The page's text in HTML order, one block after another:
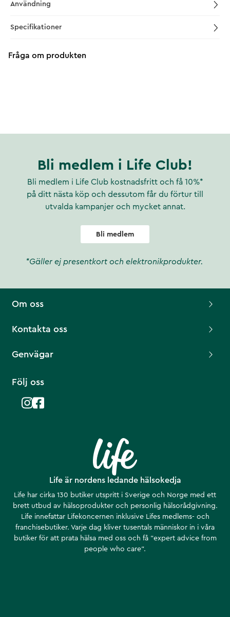
Användning
Specifikationer
Fråga om produkten
Bli medlem i Life Club!
Bli medlem i Life Club kostnadsfritt och få 10%*
på ditt nästa köp och dessutom får du förtur till
utvalda kampanjer och mycket annat.
Bli medlem
*Gäller ej presentkort och elektronikprodukter.
Life är nordens ledande hälsokedja
Life har cirka 130 butiker utspritt i Sverige och Norge med ett
brett utbud av hälsoprodukter och personlig hälsorådgivning.
Life innefattar Lifekoncernen inklusive Lifes medlems- och
franchisebutiker. Varje dag kliver tusentals människor in i våra
butiker för att prata hälsa med oss och få ”expert advice from
people who care”.
Om oss
Kontakta oss
Genvägar
Följ oss